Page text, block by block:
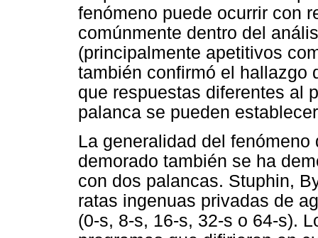
fenómeno puede ocurrir con
comúnmente dentro del
(principalmente apetitivos
también confirmó el hallazgo
que respuestas diferentes al
palanca se pueden
La generalidad del
demorado también se ha
con dos palancas. Stuphin,
ratas ingenuas privadas de
(0-s, 8-s, 16-s, 32-s o 64-s).